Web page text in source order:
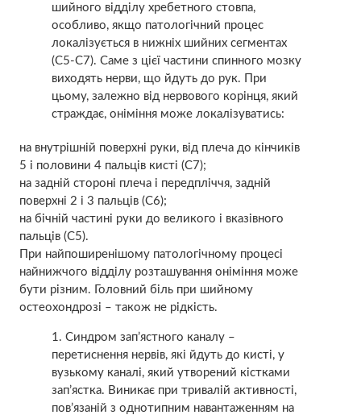
шийного відділу хребетного стовпа,
особливо, якщо патологічний процес
локалізується в нижніх шийних сегментах
(С5-С7). Саме з цієї частини спинного мозку
виходять нерви, що йдуть до рук. При
цьому, залежно від нервового корінця, який
страждає, оніміння може локалізуватись:
на внутрішній поверхні руки, від плеча до кінчиків
5 і половини 4 пальців кисті (С7);
на задній стороні плеча і передпліччя, задній
поверхні 2 і 3 пальців (С6);
на бічній частині руки до великого і вказівного
пальців (С5).
При найпоширенішому патологічному процесі
найнижчого відділу розташування оніміння може
бути різним. Головний біль при шийному
остеохондрозі – також не рідкість.
Синдром зап’ястного каналу –
перетиснення нервів, які йдуть до кисті, у
вузькому каналі, який утворений кістками
зап’ястка. Виникає при тривалій активності,
пов’язаній з однотипним навантаженням на